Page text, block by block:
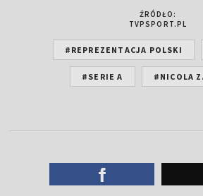
ŹRÓDŁO:
TVPSPORT.PL
#REPREZENTACJA POLSKI
#SERIE A #NICOLA